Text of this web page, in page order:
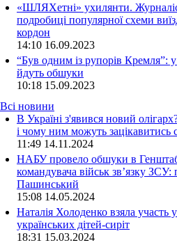
«ШЛЯХетні» ухилянти.
подробиці популярної схеми
кордон
14:10 16.09.2023
“Був одним із рупорів Кремля”:
йдуть обшуки
10:18 15.09.2023
Всі новини
В Україні з'явився новий
і чому ним можуть зацікавитись
11:49 14.11.2024
НАБУ провело обшуки в
командувача військ зв’язку
Пашинський
15:08 14.05.2024
Наталія Холоденко взяла участь
українських дітей-сиріт
18:31 15.03.2024